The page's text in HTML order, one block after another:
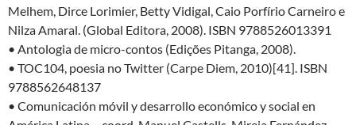
Melhem, Dirce Lorimier, Betty Vidigal, Caio Porfírio Carneiro e
Nilza Amaral. (Global Editora, 2008). ISBN 9788526013391
• Antologia de micro-contos (Edições Pitanga, 2008).
• TOC104, poesia no Twitter (Carpe Diem, 2010)[41]. ISBN
9788562648137
• Comunicación móvil y desarrollo económico y social en